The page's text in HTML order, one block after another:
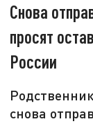
Снова
просят
России
снова